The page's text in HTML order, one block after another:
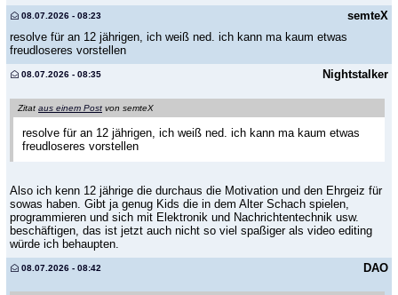
semteX
08.07.2026 - 08:23
resolve für an 12 jährigen, ich weiß ned. ich kann ma kaum etwas
freudloseres vorstellen
Nightstalker
08.07.2026 - 08:35
Zitat aus einem Post von semteX
resolve für an 12 jährigen, ich weiß ned. ich kann ma kaum etwas
freudloseres vorstellen
Also ich kenn 12 jährige die durchaus die Motivation und den Ehrgeiz für
sowas haben. Gibt ja genug Kids die in dem Alter Schach spielen,
programmieren und sich mit Elektronik und Nachrichtentechnik usw.
beschäftigen, das ist jetzt auch nicht so viel spaßiger als video editing
würde ich behaupten.
DAO
08.07.2026 - 08:42